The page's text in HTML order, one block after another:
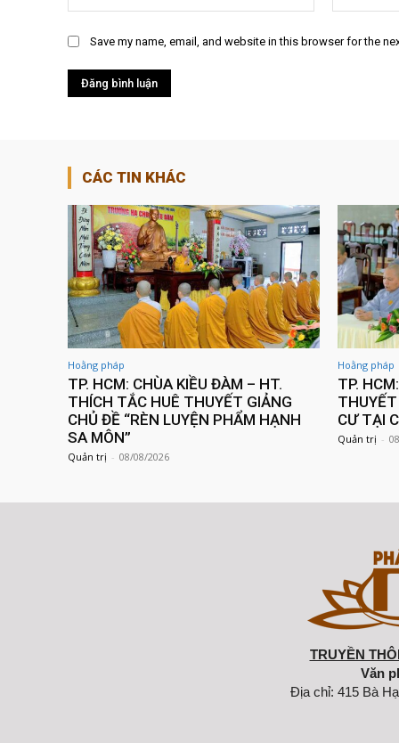
Save my name, email, and website in this browser for the
CÁC TIN KHÁC
Hoằng pháp
TP. HCM: CHÙA KIỀU ĐÀM – HT.
THÍCH TẮC HUÊ THUYẾT GIẢNG
CHỦ ĐỀ “RÈN LUYỆN PHẨM HẠNH
SA MÔN”
Quản trị - 08/08/2026
Hoằng pháp
TP.
CƯ TẠI
Quản trị -
TRUYỀN
Văn
Địa chỉ: 415 Bà